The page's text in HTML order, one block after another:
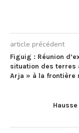
article précédent
Figuig : Réunion
situation des terres
Arja » à la frontière